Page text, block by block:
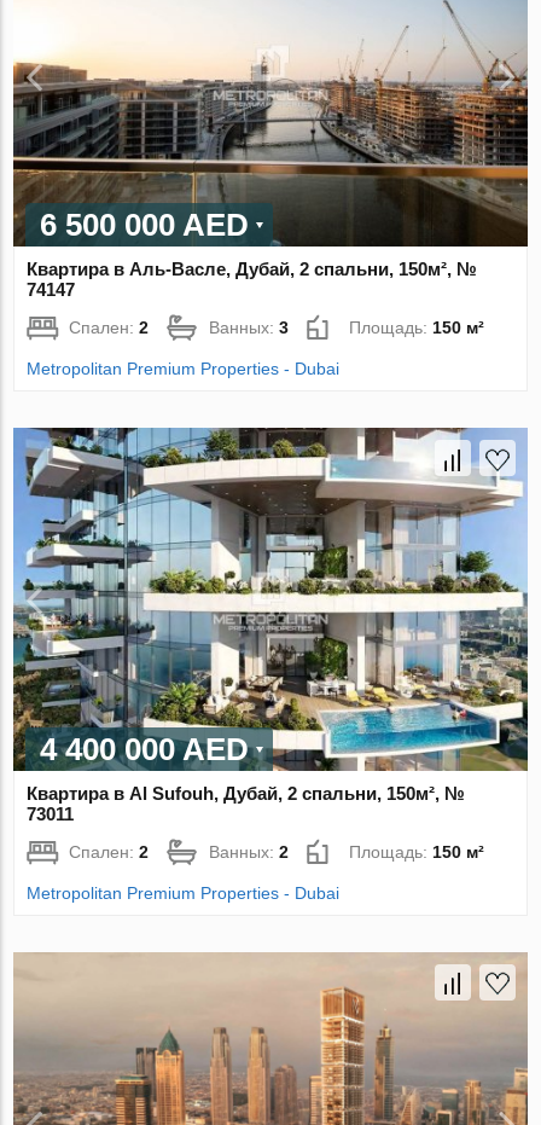
6 500 000 AED
Квартира в Аль-Васле, Дубай, 2 спальни, 150м², №
74147
Спален:2 Ванных:3 Площадь:150 м²
Metropolitan Premium Properties - Dubai
4 400 000 AED
Квартира в Al Sufouh, Дубай, 2 спальни, 150м², №
73011
Спален:2 Ванных:2 Площадь: 150 м²
Metropolitan Premium Properties - Dubai